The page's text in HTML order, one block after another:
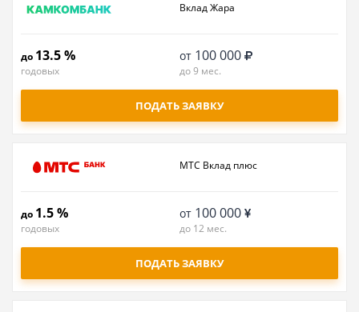
Вклад Жара
до 13.5 %
годовых
от 100 000
до 9 мес.
ПОДАТЬ ЗАЯВКУ
МТС Вклад плюс
до 1.5 %
годовых
от 100 000
до 12 мес.
ПОДАТЬ ЗАЯВКУ